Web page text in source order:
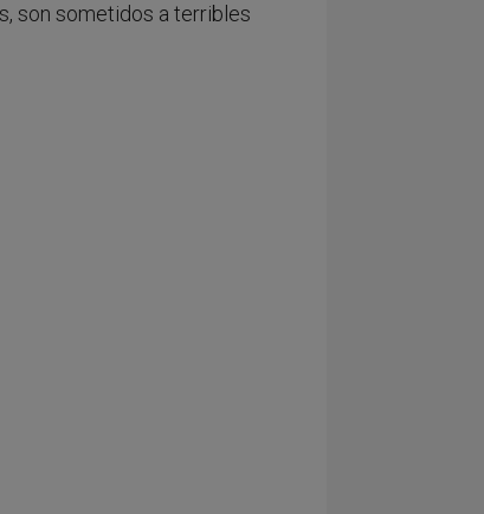
son sometidos a terribles